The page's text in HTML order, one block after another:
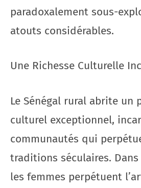
paradoxalement sous-
atouts considérables.
Une Richesse Culturelle
Le Sénégal rural abrite un
culturel exceptionnel,
communautés qui
traditions séculaires. Dans
les femmes perpétuent